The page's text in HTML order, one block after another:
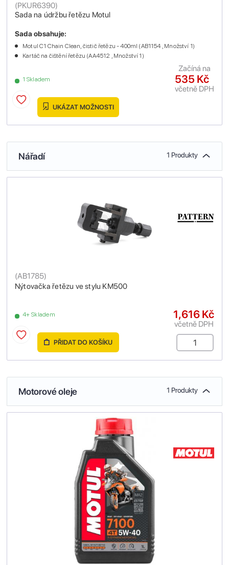
Sada na údržbu řetězu Motul
(PKUR6390)
1 Skladem
Sada obsahuje:
Motul C1 Chain Clean, čistič řetězu - 400ml (AB1154 , Množství 1)
Kartáč na čištění řetězu (AA4512 , Množství 1)
535 Kč
včetně DPH
Začíná na
UKÁZAT MOŽNOSTI
Nářadí 1 Produkty
Nýtovačka řetězu ve stylu KM500
(AB1785)
4+ Skladem 1,616 Kč
včetně DPH
PŘIDAT DO KOŠÍKU
Motorové oleje 1 Produkty